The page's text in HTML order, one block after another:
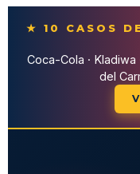
★ 10 CASOS
Coca-Cola · Kladiwa
del